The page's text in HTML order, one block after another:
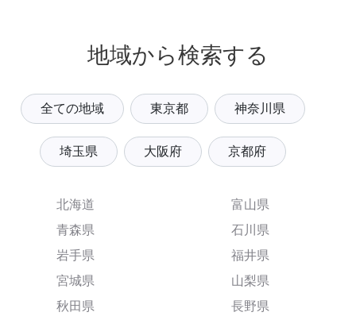
地域から検索する
全ての地域 東京都 神奈川県
埼玉県 大阪府 京都府
北海道
青森県
岩手県
宮城県
秋田県
富山県
石川県
福井県
山梨県
長野県